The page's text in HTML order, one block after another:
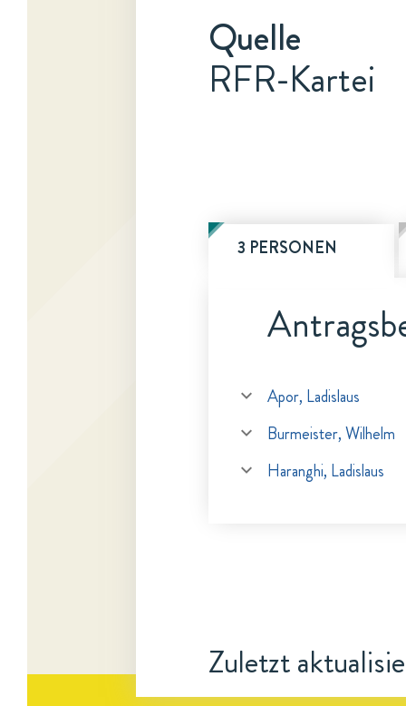
Quelle
RFR-Kartei
3 PERSONEN
Apor, Ladislaus
Burmeister, Wilhelm
Haranghi, Ladislaus
Zuletzt